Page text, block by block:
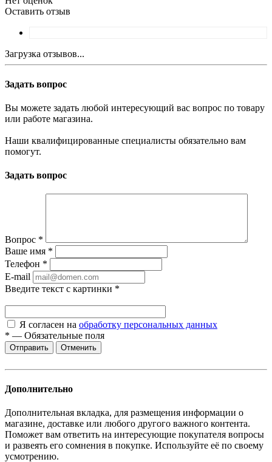
Оставить отзыв
Загрузка отзывов...
Задать вопрос
Вы можете задать любой интересующий вас вопрос по товару
или работе магазина.
Наши квалифицированные специалисты обязательно вам
помогут.
Задать вопрос
Вопрос *
Ваше имя *
Телефон *
E-mail
Введите текст с картинки *
Я согласен на обработку персональных данных
* — Обязательные поля
Отменить
Дополнительно
Дополнительная вкладка, для размещения информации о
магазине, доставке или любого другого важного контента.
Поможет вам ответить на интересующие покупателя вопросы
и развеять его сомнения в покупке. Используйте её по своему
усмотрению.